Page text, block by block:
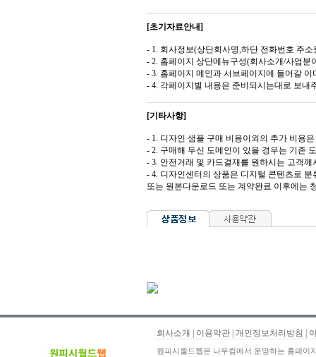
[초기자료안내]
- 1. 회사정보(상단회사명,하단 전화번호 주소
- 2. 홈페이지 상단메뉴구성(회사소개/사업분
- 3. 홈페이지 메인과 서브페이지에 들어갈 이
- 4. 각페이지별 내용은 준비되시는대로 보내
[기타사항]
- 1. 디자인 샘플 구매 비용이외의 추가 비용
- 2. 구매해 두신 도메인이 있을 경우는 기존
- 3. 안전거래 및 카드결재를 원하시는 고객
- 4. 디자인센터의 상품은 디지털 콘텐츠로 분
또는 원본다운로드 또는 계약완료 이후에는
회사소개 이용약관 개인정보처리방침
원피시월드웹은 나우컴에서 운영하는 홈페이